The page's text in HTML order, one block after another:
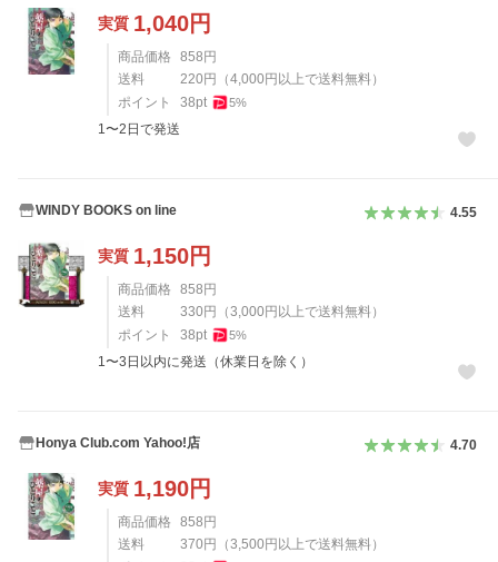
実質 1,040円
商品価格 858 円
送料
220 円 （4,000 円以上で送料無料）
ポイント
38pt 5%
1〜2日で発送
WINDY BOOKS on line 4.55
実質 1,150円
商品価格 858 円
送料
330 円 （3,000 円以上で送料無料）
ポイント
38pt 5%
1〜3日以内に発送（休業日を除く）
Honya Club.com Yahoo!店 4.70
実質 1,190円
商品価格 858 円
送料
370 円 （3,500 円以上で送料無料）